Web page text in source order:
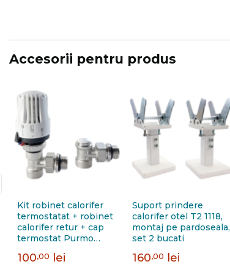
Accesorii pentru produs
Kit robinet calorifer
termostatat + robinet
calorifer retur + cap
termostat Purmo
alama, 1/2"
100,00 lei
Suport prindere
calorifer otel T2 1118,
montaj pe pardoseala,
set 2 bucati
160,00 lei